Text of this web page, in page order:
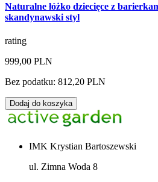
Naturalne łóżko dziecięce z
skandynawski styl
rating
999,00 PLN
Bez podatku: 812,20 PLN
Dodaj do koszyka
IMK Krystian Bartoszewski
ul. Zimna Woda 8